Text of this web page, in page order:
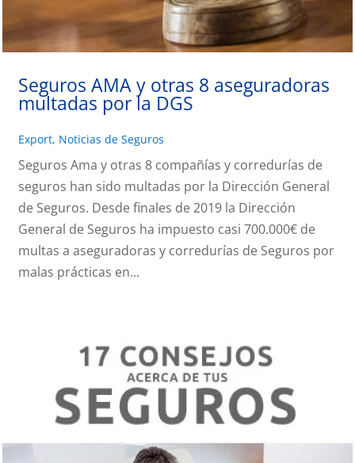
Seguros AMA y otras 8 aseguradoras
multadas por la DGS
Export, Noticias de Seguros
Seguros Ama y otras 8 compañías y corredurías de
seguros han sido multadas por la Dirección General
de Seguros. Desde finales de 2019 la Dirección
General de Seguros ha impuesto casi 700.000€ de
multas a aseguradoras y corredurías de Seguros por
malas prácticas en...